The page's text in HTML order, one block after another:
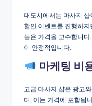
대도시에서는 마사지
할인 이벤트를 진행하
높은 가격을 고수합니
이 안정적입니다.
마케팅 비
고급 마사지 샵은 광고
며, 이는 가격에 포함됩